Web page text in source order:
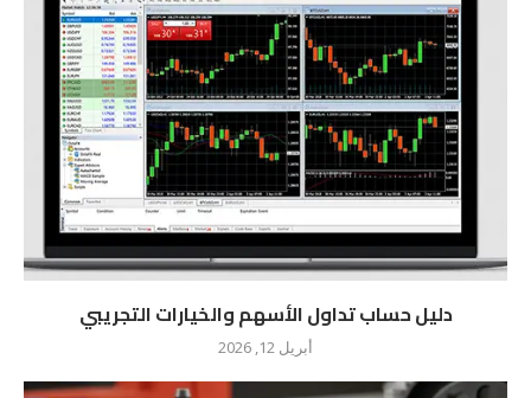
دليل حساب تداول الأسهم والخيارات التجريبي
أبريل 12, 2026